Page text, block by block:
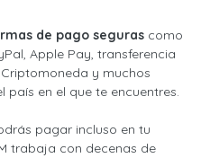
de pago seguras como
Apple Pay, transferencia
y muchos
país en el que te encuentres.
pagar incluso en tu
trabaja con decenas de